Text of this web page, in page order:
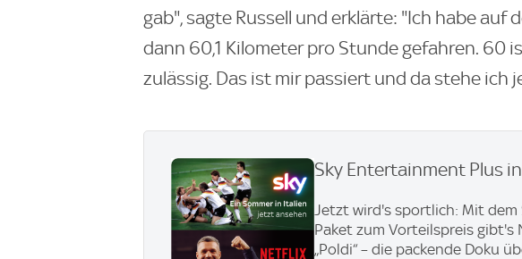
gab", sagte Russell und erklärte: "Ich habe auf
dann 60,1 Kilometer pro Stunde gefahren. 60
zulässig. Das ist mir passiert und da stehe ich
Sky Entertainment Plus
Jetzt wird's sportlich: Mit
Paket zum Vorteilspreis gibt's
„Poldi“ – die packende Doku